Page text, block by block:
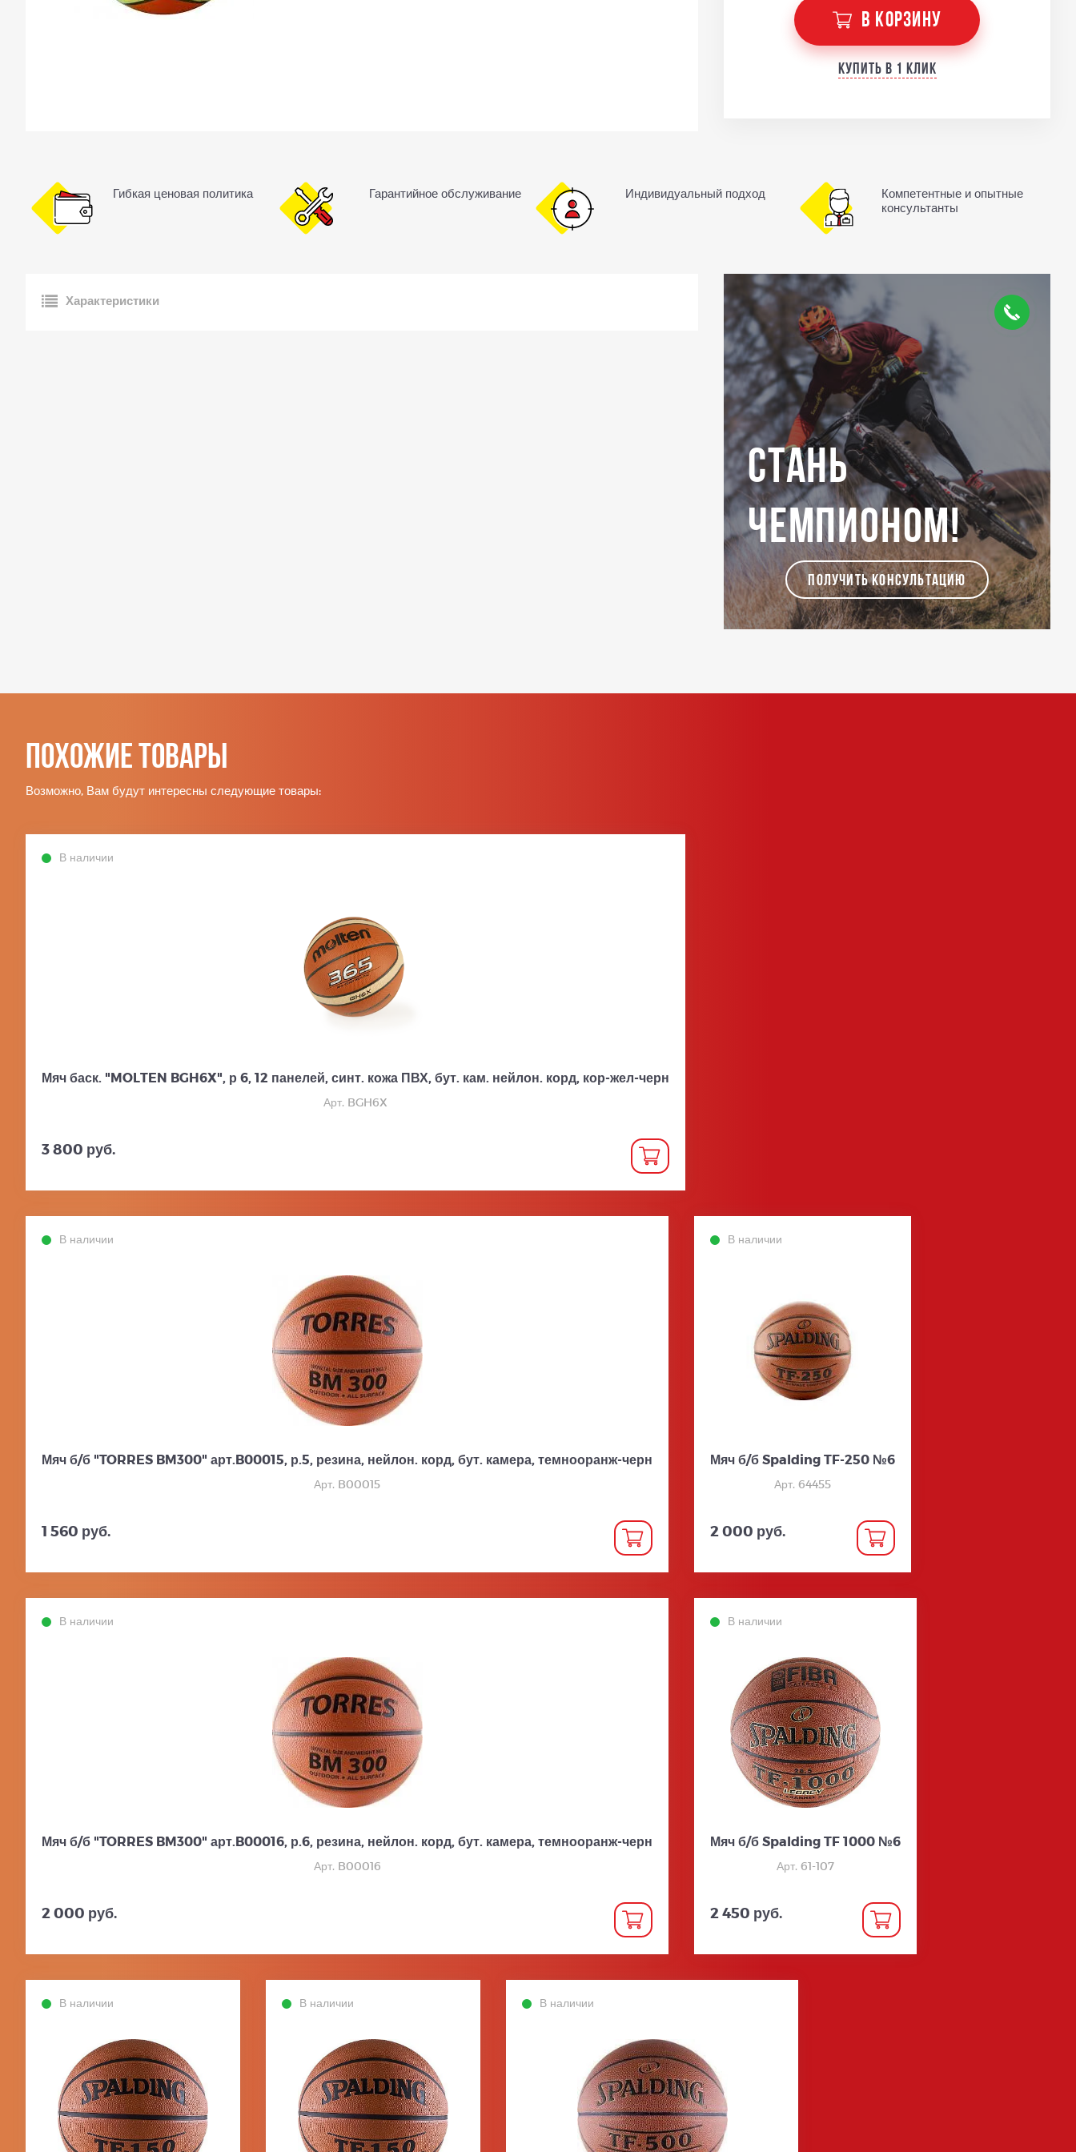
В КОРЗИНУ
Купить в 1 клик
Гибкая ценовая политика Гарантийное обслуживание Индивидуальный подход
Компетентные и опытные
консультанты
Характеристики
Стань
чемпионом!
ПОЛУЧИТЬ КОНСУЛЬТАЦИЮ
Похожие товары
Возможно, Вам будут интересны следующие товары:
В наличии
Мяч баск. "MOLTEN BGH6X", р 6, 12 панелей, синт. кожа ПВХ, бут. кам. нейлон. корд, кор-жел-черн
Арт. BGH6X
3 800 руб.
В наличии
Мяч б/б "TORRES BM300" арт.B00015, р.5, резина, нейлон. корд, бут. камера, темнооранж-черн
Арт. B00015
1 560 руб.
В наличии
Мяч б/б Spalding TF-250 №6
Арт. 64455
2 000 руб.
В наличии
Мяч б/б "TORRES BM300" арт.B00016, р.6, резина, нейлон. корд, бут. камера, темнооранж-черн
Арт. B00016
2 000 руб.
В наличии
Мяч б/б Spalding TF 1000 №6
Арт. 61-107
2 450 руб.
В наличии В наличии В наличии